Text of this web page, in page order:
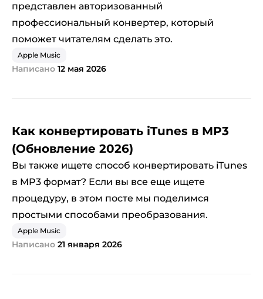
представлен авторизованный
профессиональный конвертер, который
поможет читателям сделать это.
Apple Music
Написано 12 мая 2026
Как конвертировать iTunes в MP3
(Обновление 2026)
Вы также ищете способ конвертировать iTunes
в MP3 формат? Если вы все еще ищете
процедуру, в этом посте мы поделимся
простыми способами преобразования.
Apple Music
Написано 21 января 2026